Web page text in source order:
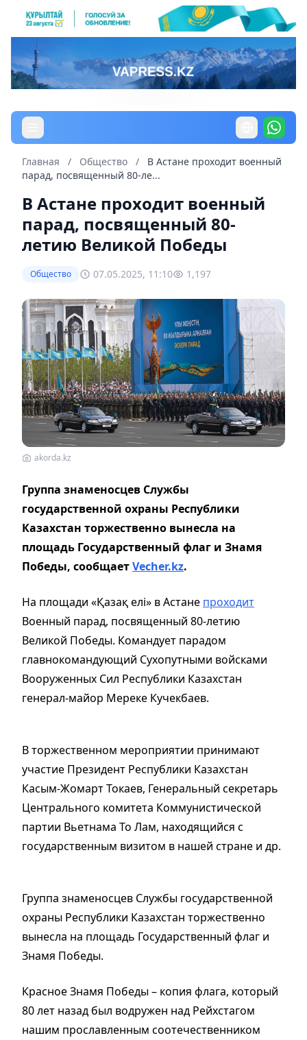
Главная / Общество /
В Астане проходит военный
парад, посвященный 80-ле...
В Астане проходит военный
парад, посвященный 80-
летию Великой Победы
Общество 07.05.2025, 11:10 1,197
akorda.kz
Группа знаменосцев Службы
государственной охраны Республики
Казахстан торжественно вынесла на
площадь Государственный флаг и Знамя
Победы, сообщаетVecher.kz.
На площади «Қазақ елі» в Астане проходит
Военный парад, посвященный 80-летию
Великой Победы. Командует парадом
главнокомандующий Сухопутными войсками
Вооруженных Сил Республики Казахстан
генерал-майор Мереке Кучекбаев.
В торжественном мероприятии принимают
участие Президент Республики Казахстан
Касым-Жомарт Токаев, Генеральный секретарь
Центрального комитета Коммунистической
партии Вьетнама То Лам, находящийся с
государственным визитом в нашей стране и др.
Группа знаменосцев Службы государственной
охраны Республики Казахстан торжественно
вынесла на площадь Государственный флаг и
Знамя Победы.
Красное Знамя Победы – копия флага, который
80 лет назад был водружен над Рейхстагом
нашим прославленным соотечественником